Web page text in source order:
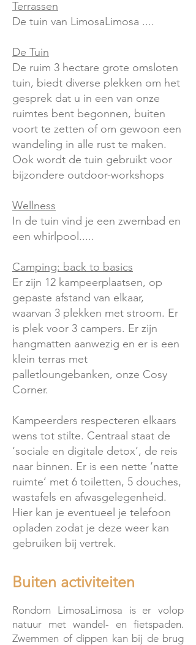
Terrassen
De tuin van LimosaLimosa ....
De Tuin
De ruim 3 hectare grote omsloten
tuin, biedt diverse plekken om het
gesprek dat u in een van onze
ruimtes bent begonnen, buiten
voort te zetten of om gewoon een
wandeling in alle rust te maken.
Ook wordt de tuin gebruikt voor
bijzondere outdoor-workshops
Wellness
In de tuin vind je een zwembad en
een whirlpool.....
Camping: back to basics
Er zijn 12 kampeerplaatsen, op
gepaste afstand van elkaar,
waarvan 3 plekken met stroom. Er
is plek voor 3 campers. Er zijn
hangmatten aanwezig en er is een
klein terras met
palletloungebanken, onze Cosy
Corner.
Kampeerders respecteren elkaars
wens tot stilte. Centraal staat de
‘sociale en digitale detox’, de reis
naar binnen. Er is een nette ‘natte
ruimte’ met 6 toiletten, 5 douches,
wastafels en afwasgelegenheid.
Hier kan je eventueel je telefoon
opladen zodat je deze weer kan
gebruiken bij vertrek.
Buiten activiteiten
Rondom LimosaLimosa is er volop
natuur met wandel- en fietspaden.
Zwemmen of dippen kan bij de brug